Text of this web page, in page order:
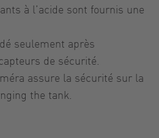
à l’acide sont fournis une
seulement après
de sécurité.
assure la sécurité sur la
the tank.